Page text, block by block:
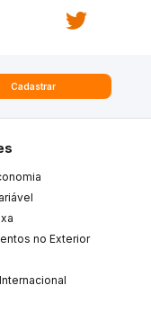
Cadastrar
no Exterior